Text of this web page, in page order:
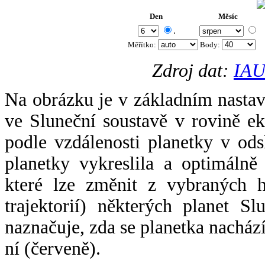
Den Měsíc
.
Měřítko: Body:
Zdroj dat:
Na obrázku je v základním
ve Sluneční soustavě v rovině
podle vzdálenosti planetky v
planetky vykreslila a
které lze změnit z vybraných
trajektorií) některých planet
naznačuje, zda se planetka
ní (červeně).